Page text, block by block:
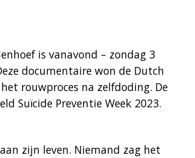
is vanavond – zondag 3
documentaire won de Dutch
rouwproces na zelfdoding. De
Suïcide Preventie Week 2023.
zijn leven. Niemand zag het